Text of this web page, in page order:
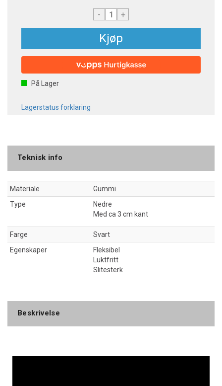
- +
Kjøp
På Lager
Lagerstatus forklaring
Teknisk info
Materiale
Gummi
Type
Nedre
Med ca 3 cm kant
Farge
Svart
Egenskaper
Fleksibel
Luktfritt
Slitesterk
Beskrivelse